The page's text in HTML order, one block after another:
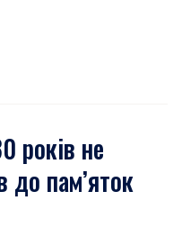
років не
до пам’яток